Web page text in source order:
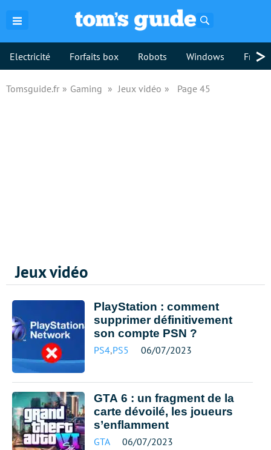
Electricité Forfaits box Robots Windows >
Tomsguide.fr Gaming Jeux vidéo Page 45
Jeux vidéo
PlayStation : comment
supprimer définitivement
son compte PSN ?
PS4,PS5 06/07/2023
GTA 6 : un fragment de la
carte dévoilé, les joueurs
s’enflamment
GTA 06/07/2023